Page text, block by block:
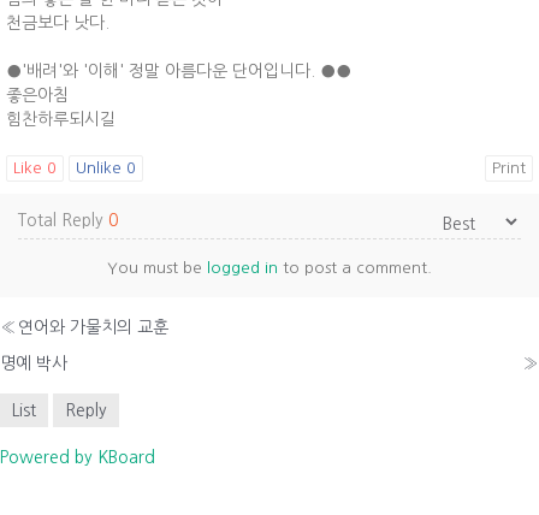
천금보다 낫다.
●'배려'와 '이해' 정말 아름다운 단어입니다. ●●
좋은아침
힘찬하루되시길
Like 0 Unlike 0 Print
Total Reply 0
You must be logged in to post a comment.
« 연어와 가물치의 교훈
명예 박사 »
List Reply
Powered by KBoard